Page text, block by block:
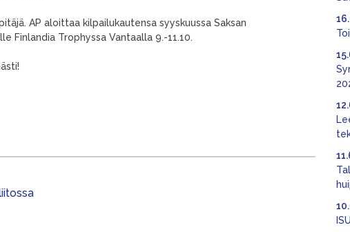
AP aloittaa kilpailukautensa syyskuussa Saksan
Finlandia Trophyssa Vantaalla 9.-11.10.